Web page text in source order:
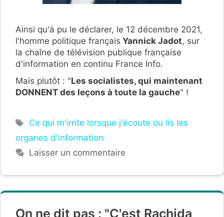
Ainsi qu'à pu le déclarer, le 12 décembre 2021,
l'homme politique français Yannick Jadot, sur
la chaîne de télévision publique française
d'information en continu France Info.
Mais plutôt : "Les socialistes, qui maintenant
DONNENT des leçons à toute la gauche" !
Étiquettes
Ce qui m'irrite lorsque j'écoute ou lis les
organes d'information
Laisser un commentaire
On ne dit pas : "C'est Rachida